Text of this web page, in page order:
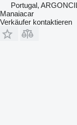
Portugal,
Manaiacar
Verkäufer kontaktieren